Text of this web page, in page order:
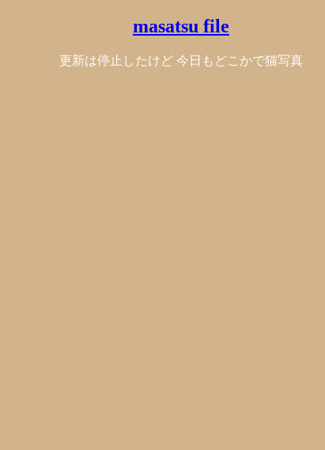
masatsu file
更新は停止したけど 今日もどこかで猫写真